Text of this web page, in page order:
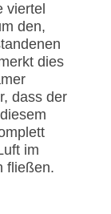
viertel
den,
dies
dass der
im
fließen.